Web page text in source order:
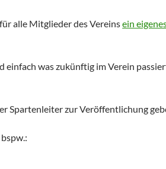
alle Mitglieder des Vereinsein
einfach was zukünftig im Verein
Spartenleiter zur Veröffentlichung